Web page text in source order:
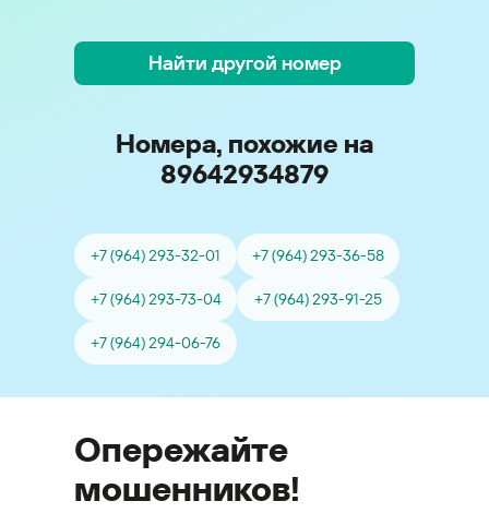
Найти другой номер
Номера, похожие на
89642934879
+7 (964) 293-32-01 +7 (964) 293-36-58
+7 (964) 293-73-04 +7 (964) 293-91-25
+7 (964) 294-06-76
Опережайте
мошенников!